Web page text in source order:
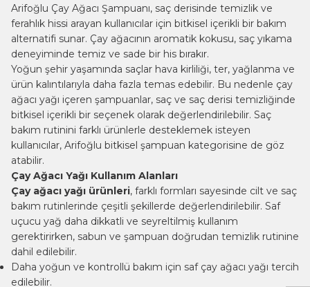
W
h
t
s
a
p
p
B
i
l
g
H
a
t
Arifoğlu Çay Ağacı Şampuanı, saç derisinde temizlik ve
ferahlık hissi arayan kullanıcılar için bitkisel içerikli bir bakım
alternatifi sunar. Çay ağacının aromatik kokusu, saç yıkama
deneyiminde temiz ve sade bir his bırakır.
Yoğun şehir yaşamında saçlar hava kirliliği, ter, yağlanma ve
ürün kalıntılarıyla daha fazla temas edebilir. Bu nedenle çay
ağacı yağı içeren şampuanlar, saç ve saç derisi temizliğinde
bitkisel içerikli bir seçenek olarak değerlendirilebilir. Saç
bakım rutinini farklı ürünlerle desteklemek isteyen
kullanıcılar, Arifoğlu bitkisel şampuan kategorisine de göz
atabilir.
Çay Ağacı Yağı Kullanım Alanları
Çay ağacı yağı ürünleri, farklı formları sayesinde cilt ve saç
bakım rutinlerinde çeşitli şekillerde değerlendirilebilir. Saf
uçucu yağ daha dikkatli ve seyreltilmiş kullanım
gerektirirken, sabun ve şampuan doğrudan temizlik rutinine
dahil edilebilir.
Daha yoğun ve kontrollü bakım için saf çay ağacı yağı tercih
edilebilir.